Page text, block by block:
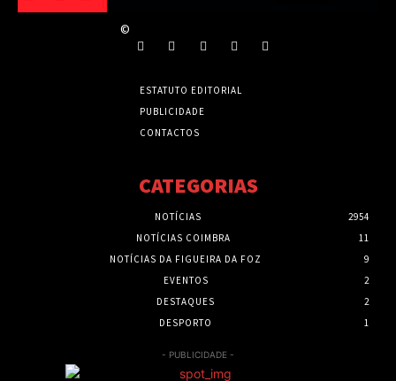
©
ESTATUTO EDITORIAL
PUBLICIDADE
CONTACTOS
CATEGORIAS
NOTÍCIAS
2954
NOTÍCIAS COIMBRA
11
NOTÍCIAS DA FIGUEIRA DA FOZ
9
EVENTOS
2
DESTAQUES
2
DESPORTO
1
- PUBLICIDADE -